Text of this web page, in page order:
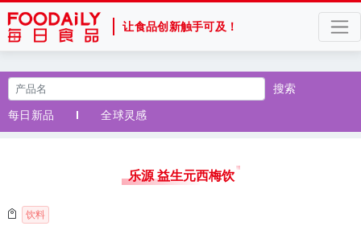
让食品创新触手可及！
搜索
每日新品
全球灵感
乐源 益生元西梅饮
饮料